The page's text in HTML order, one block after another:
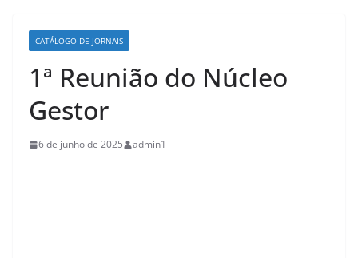
CATÁLOGO DE JORNAIS
1ª Reunião do Núcleo
Gestor
6 de junho de 2025 admin1